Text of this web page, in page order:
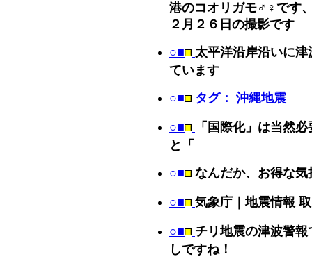
港のコオリガモ♂♀です
２月２６日の撮影です
○■ 太平洋沿岸沿いに
ています
○■ タグ： 沖縄地震
○■ 「国際化」は当然
と「
○■ なんだか、お得な気
○■ 気象庁｜地震情報
○■ チリ地震の津波警
しですね！